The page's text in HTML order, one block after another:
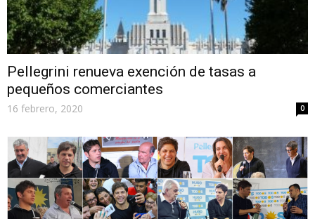
Pellegrini renueva exención de tasas a
pequeños comerciantes
16 febrero, 2020 0